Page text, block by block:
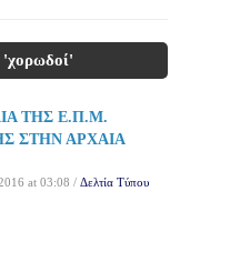
'χορωδοί'
ΤΗΣ Ε.Π.Μ.
ΣΤΗΝ ΑΡΧΑΙΑ
at 03:08 / Δελτία Τύπου